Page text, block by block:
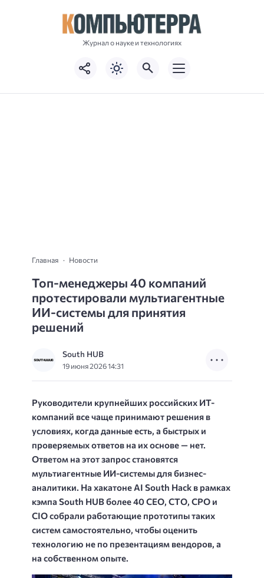
Журнал о науке и технологиях
Главная Новости
Топ-менеджеры 40 компаний
протестировали мультиагентные
ИИ-системы для принятия
решений
South HUB
19 июня 2026 14:31
Руководители крупнейших российских ИТ-
компаний все чаще принимают решения в
условиях, когда данные есть, а быстрых и
проверяемых ответов на их основе — нет.
Ответом на этот запрос становятся
мультиагентные ИИ-системы для бизнес-
аналитики. На хакатоне AI South Hack в рамках
кэмпа South HUB более 40 CEO, CTO, CPO и
CIO собрали работающие прототипы таких
систем самостоятельно, чтобы оценить
технологию не по презентациям вендоров, а
на собственном опыте.